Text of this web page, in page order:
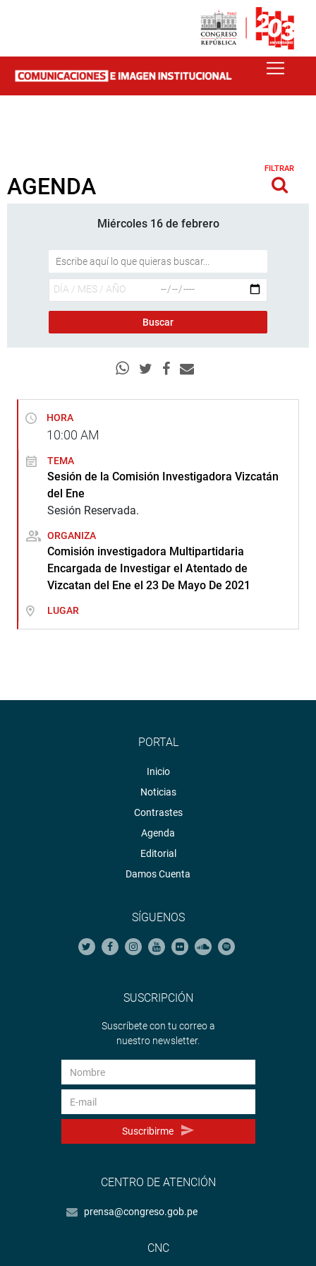
AGENDA
FILTRAR
Miércoles 16 de febrero
HORA
10:00 AM
TEMA
Sesión de la Comisión Investigadora Vizcatán
del Ene
Sesión Reservada.
ORGANIZA
Comisión investigadora Multipartidaria
Encargada de Investigar el Atentado de
Vizcatan del Ene el 23 De Mayo De 2021
LUGAR
PORTAL
Inicio
Noticias
Contrastes
Agenda
Editorial
Damos Cuenta
SÍGUENOS
SUSCRIPCIÓN
Suscríbete con tu correo a
nuestro newsletter.
Suscribirme
CENTRO DE ATENCIÓN
prensa@congreso.gob.pe
CNC